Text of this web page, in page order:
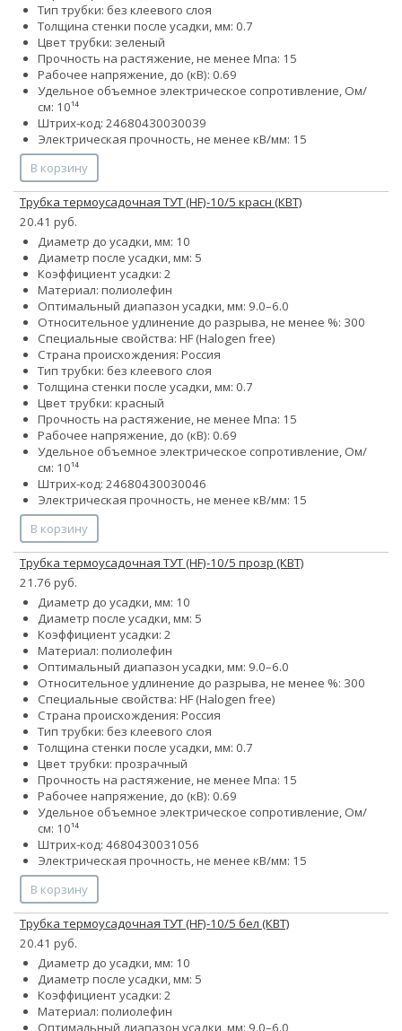
Тип трубки: без клеевого слоя
Толщина стенки после усадки, мм: 0.7
Цвет трубки: зеленый
Прочность на растяжение, не менее Мпа: 15
Рабочее напряжение, до (кВ): 0.69
Удельное объемное электрическое сопротивление, Ом/
см: 10¹⁴
Штрих-код: 24680430030039
Электрическая прочность, не менее кВ/мм: 15
В корзину
Трубка термоусадочная ТУТ (HF)-10/5 красн (КВТ)
20.41 руб.
Диаметр до усадки, мм: 10
Диаметр после усадки, мм: 5
Коэффициент усадки: 2
Материал: полиолефин
Оптимальный диапазон усадки, мм: 9.0–6.0
Относительное удлинение до разрыва, не менее %: 300
Специальные свойства: HF (Halogen free)
Страна происхождения: Россия
Тип трубки: без клеевого слоя
Толщина стенки после усадки, мм: 0.7
Цвет трубки: красный
Прочность на растяжение, не менее Мпа: 15
Рабочее напряжение, до (кВ): 0.69
Удельное объемное электрическое сопротивление, Ом/
см: 10¹⁴
Штрих-код: 24680430030046
Электрическая прочность, не менее кВ/мм: 15
В корзину
Трубка термоусадочная ТУТ (HF)-10/5 прозр (КВТ)
21.76 руб.
Диаметр до усадки, мм: 10
Диаметр после усадки, мм: 5
Коэффициент усадки: 2
Материал: полиолефин
Оптимальный диапазон усадки, мм: 9.0–6.0
Относительное удлинение до разрыва, не менее %: 300
Специальные свойства: HF (Halogen free)
Страна происхождения: Россия
Тип трубки: без клеевого слоя
Толщина стенки после усадки, мм: 0.7
Цвет трубки: прозрачный
Прочность на растяжение, не менее Мпа: 15
Рабочее напряжение, до (кВ): 0.69
Удельное объемное электрическое сопротивление, Ом/
см: 10¹⁴
Штрих-код: 4680430031056
Электрическая прочность, не менее кВ/мм: 15
В корзину
Трубка термоусадочная ТУТ (HF)-10/5 бел (КВТ)
20.41 руб.
Диаметр до усадки, мм: 10
Диаметр после усадки, мм: 5
Коэффициент усадки: 2
Материал: полиолефин
Оптимальный диапазон усадки, мм: 9.0–6.0